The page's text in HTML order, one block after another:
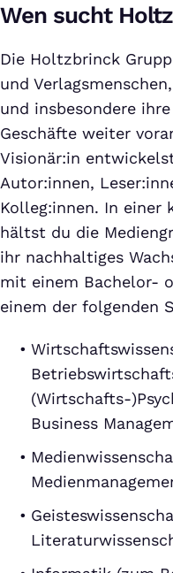
Wen sucht
Die Holtzbrinck
und
und insbesondere
Geschäfte weiter
Visionär:in
Autor:innen,
Kolleg:innen. In einer
hältst du die
ihr nachhaltiges
mit einem Bachelor-
einem der folgenden
(Wirtschafts-
Business